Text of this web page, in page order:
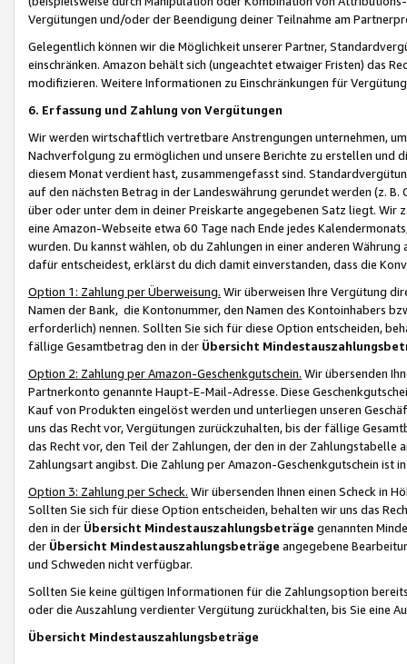
Vergütungen und/oder der Beendigung deiner Teilnahme am
Gelegentlich können wir die Möglichkeit unserer Partner,
einschränken. Amazon behält sich (ungeachtet etwaiger Fristen) das
modifizieren. Weitere Informationen zu Einschränkungen für
6. Erfassung und Zahlung von Vergütungen
Wir werden wirtschaftlich vertretbare Anstrengungen unternehmen,
Nachverfolgung zu ermöglichen und unsere Berichte zu erstellen und
diesem Monat verdient hast, zusammengefasst sind.
auf den nächsten Betrag in der Landeswährung gerundet werden (z.
über oder unter dem in deiner Preiskarte angegebenen Satz liegt.
eine Amazon-Webseite etwa 60 Tage nach Ende jedes
wurden. Du kannst wählen, ob du Zahlungen in einer anderen
dafür entscheidest, erklärst du dich damit einverstanden, dass die
Option 1: Zahlung per Überweisung. Wir überweisen Ihre Vergütung
Namen der Bank, die Kontonummer, den Namen des Kontoinhabers
erforderlich) nennen. Sollten Sie sich für diese Option entscheiden,
fällige Gesamtbetrag den in der Übersicht
Option 2: Zahlung per Amazon-Geschenkgutschein. Wir übersenden
Partnerkonto genannte Haupt-E-Mail-Adresse. Diese
Kauf von Produkten eingelöst werden und unterliegen unseren
uns das Recht vor, Vergütungen zurückzuhalten, bis der fällige
das Recht vor, den Teil der Zahlungen, der den in der
Zahlungsart angibst. Die Zahlung per Amazon-Geschenkgutschein ist
Option 3: Zahlung per Scheck. Wir übersenden Ihnen einen Scheck in
Sollten Sie sich für diese Option entscheiden, behalten wir uns das
den in der Übersicht Mindestauszahlungsbeträge genannten
der Übersicht Mindestauszahlungsbeträge angegebene
und Schweden nicht verfügbar.
Sollten Sie keine gültigen Informationen für die Zahlungsoption
oder die Auszahlung verdienter Vergütung zurückhalten, bis Sie
Übersicht Mindestauszahlungsbeträge